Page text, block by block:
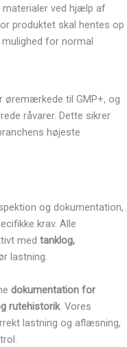
materialer ved hjælp af
produktet skal hentes op
for normal
øremærkede til GMP+, og
råvarer. Dette sikrer
højeste
og dokumentation,
krav. Alle
med tanklog,
lastning.
dokumentation for
rutehistorik. Vores
lastning og aflæsning,